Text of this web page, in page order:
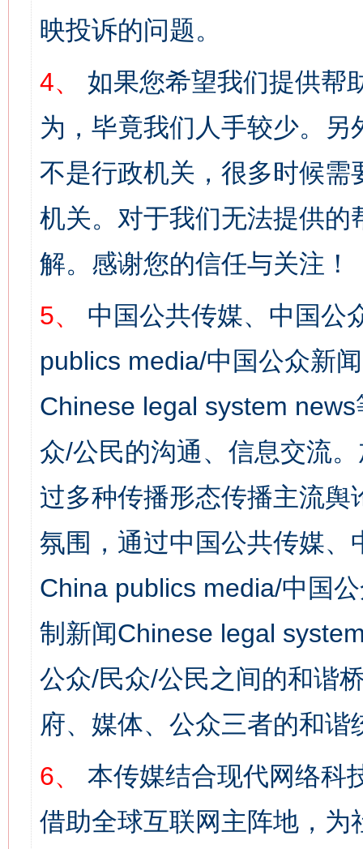
映投诉的问题。
4、
如果您希望我们提供帮
为，毕竟我们人手较少。
不是行政机关，很多时候
机关。对于我们无法提供
解。感谢您的信任与关注！
5、
中国公共传媒、中国公
publics media/中国公众新
Chinese legal system
众/公民的沟通、信息交流
过多种传播形态传播主流
氛围，通过中国公共传媒
China publics media/中国
制新闻Chinese legal
公众/民众/公民之间的和谐
府、媒体、公众三者的和谐
6、
本传媒结合现代网络科
借助全球互联网主阵地，